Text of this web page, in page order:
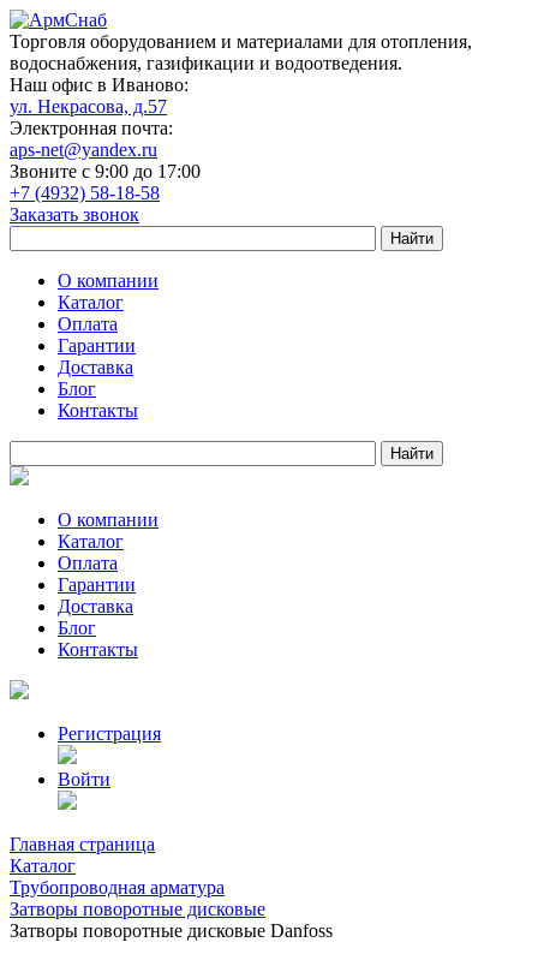
Торговля оборудованием и материалами для отопления,
водоснабжения, газификации и водоотведения.
Наш офис в Иваново:
ул. Некрасова, д.57
Электронная почта:
aps-net@yandex.ru
Звоните с 9:00 до 17:00
+7 (4932) 58-18-58
Заказать звонок
О компании
Каталог
Оплата
Гарантии
Доставка
Блог
Контакты
О компании
Каталог
Оплата
Гарантии
Доставка
Блог
Контакты
Регистрация
Войти
Главная страница
Каталог
Трубопроводная арматура
Затворы поворотные дисковые
Затворы поворотные дисковые Danfoss